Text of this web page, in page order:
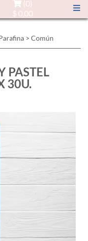
(0)
$ 0,00
> Común
PASTEL
30U.